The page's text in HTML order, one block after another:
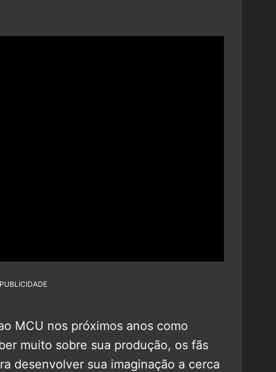
PUBLICIDADE
MCU nos próximos anos como
muito sobre sua produção, os fãs
desenvolver sua imaginação a cerca